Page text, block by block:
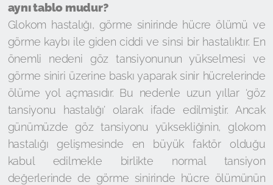
aynı tablo mudur?
Glokom hastalığı, görme sinirinde hücre ölümü ve
görme kaybı ile giden ciddi ve sinsi bir hastalıktır. En
önemli nedeni göz tansiyonunun yükselmesi ve
görme siniri üzerine baskı yaparak sinir hücrelerinde
ölüme yol açmasıdır. Bu nedenle uzun yıllar ‘göz
tansiyonu hastalığı’ olarak ifade edilmiştir. Ancak
günümüzde göz tansiyonu yüksekliğinin, glokom
hastalığı gelişmesinde en büyük faktör olduğu
kabul edilmekle birlikte normal tansiyon
değerlerinde de görme sinirinde hücre ölümünün